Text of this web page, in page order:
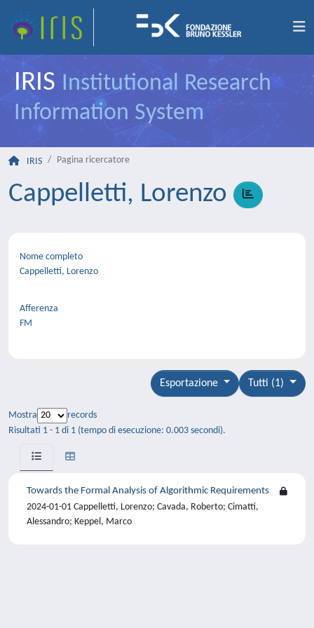
IRIS Institutional Research
Information System
IRIS Pagina ricercatore
Cappelletti, Lorenzo
Nome completo
Cappelletti, Lorenzo
Afferenza
FM
Tutti (1)
Esportazione
Mostra
records
Risultati 1 - 1 di 1 (tempo di esecuzione: 0.003 secondi).
Towards the Formal Analysis of Algorithmic Requirements
2024-01-01 Cappelletti, Lorenzo; Cavada, Roberto; Cimatti,
Alessandro; Keppel, Marco